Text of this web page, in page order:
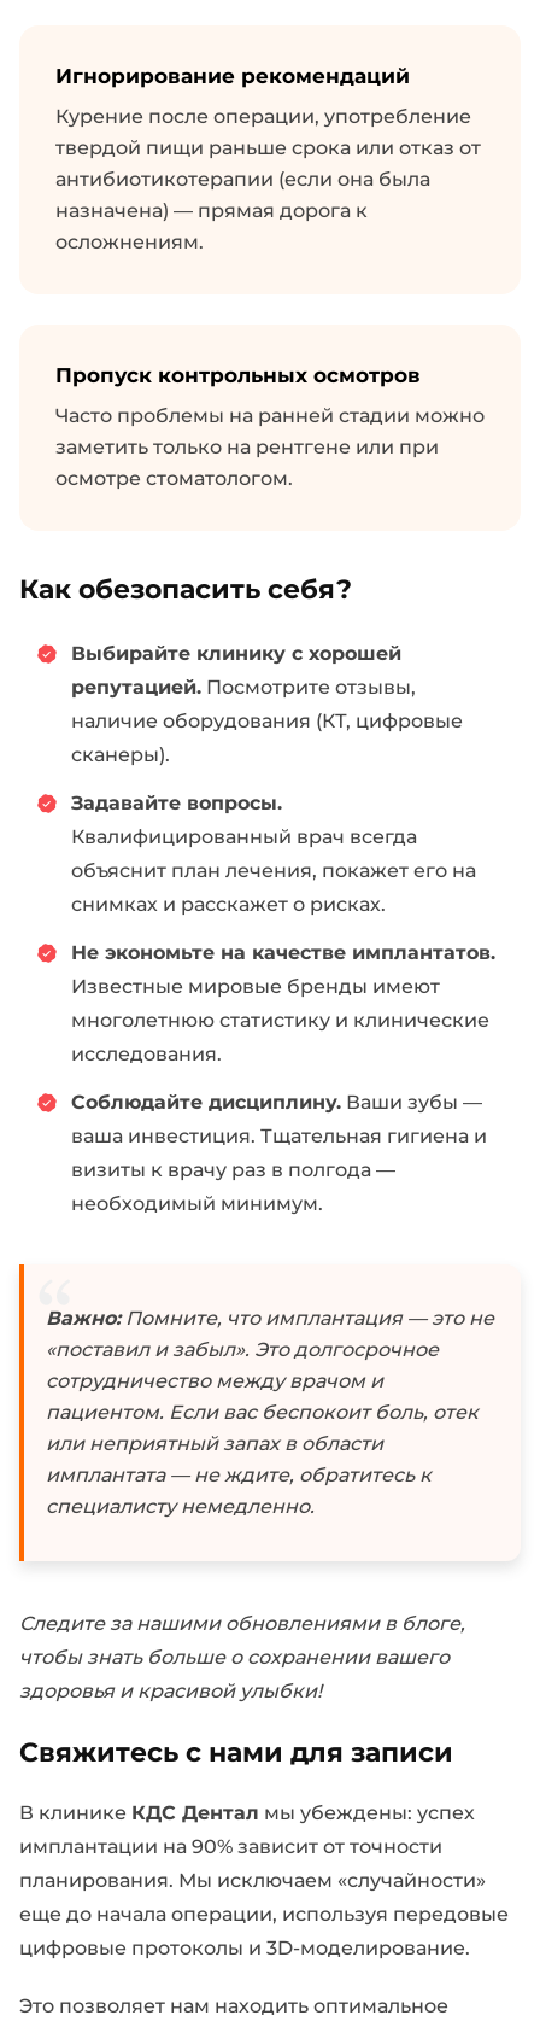
Игнорирование рекомендаций
Курение после операции, употребление
твердой пищи раньше срока или отказ от
антибиотикотерапии (если она была
назначена) — прямая дорога к
осложнениям.
Пропуск контрольных осмотров
Часто проблемы на ранней стадии можно
заметить только на рентгене или при
осмотре стоматологом.
Как обезопасить себя?
Выбирайте клинику с хорошей
репутацией. Посмотрите отзывы,
наличие оборудования (КТ, цифровые
сканеры).
Задавайте вопросы.
Квалифицированный врач всегда
объяснит план лечения, покажет его на
снимках и расскажет о рисках.
Не экономьте на качестве имплантатов.
Известные мировые бренды имеют
многолетнюю статистику и клинические
исследования.
Соблюдайте дисциплину. Ваши зубы —
ваша инвестиция. Тщательная гигиена и
визиты к врачу раз в полгода —
необходимый минимум.
Важно:Помните, что имплантация — это не
«поставил и забыл». Это долгосрочное
сотрудничество между врачом и
пациентом. Если вас беспокоит боль, отек
или неприятный запах в области
имплантата — не ждите, обратитесь к
специалисту немедленно.
Следите за нашими обновлениями в блоге,
чтобы знать больше о сохранении вашего
здоровья и красивой улыбки!
Свяжитесь с нами для записи
В клинике КДС Дентал мы убеждены: успех
имплантации на 90% зависит от точности
планирования. Мы исключаем «случайности»
еще до начала операции, используя передовые
цифровые протоколы и 3D-моделирование.
Это позволяет нам находить оптимальное